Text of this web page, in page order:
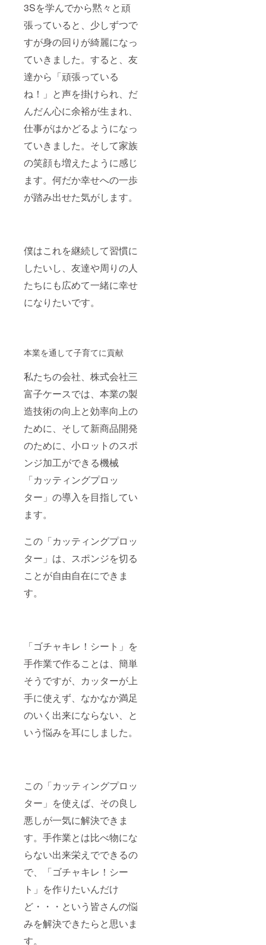
3Sを学んでから黙々と頑
張っていると、少しずつで
すが身の回りが綺麗になっ
ていきました。すると、友
達から「頑張っている
ね！」と声を掛けられ、だ
んだん心に余裕が生まれ、
仕事がはかどるようになっ
ていきました。そして家族
の笑顔も増えたように感じ
ます。何だか幸せへの一歩
が踏み出せた気がします。
僕はこれを継続して習慣に
したいし、友達や周りの人
たちにも広めて一緒に幸せ
になりたいです。
本業を通して子育てに貢献
私たちの会社、株式会社三
富子ケースでは、本業の製
造技術の向上と効率向上の
ために、そして新商品開発
のために、小ロットのスポ
ンジ加工ができる機械
「カッティングプロッ
ター」の導入を目指してい
ます。
この「カッティングプロッ
ター」は、スポンジを切る
ことが自由自在にできま
す。
「ゴチャキレ！シート」を
手作業で作ることは、簡単
そうですが、カッターが上
手に使えず、なかなか満足
のいく出来にならない、と
いう悩みを耳にしました。
この「カッティングプロッ
ター」を使えば、その良し
悪しが一気に解決できま
す。手作業とは比べ物にな
らない出来栄えでできるの
で、「ゴチャキレ！シー
ト」を作りたいんだけ
ど・・・という皆さんの悩
みを解決できたらと思いま
す。